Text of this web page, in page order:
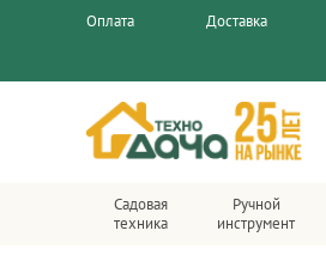
Оплата Доставка
Садовая
техника
Ручной
инструмент